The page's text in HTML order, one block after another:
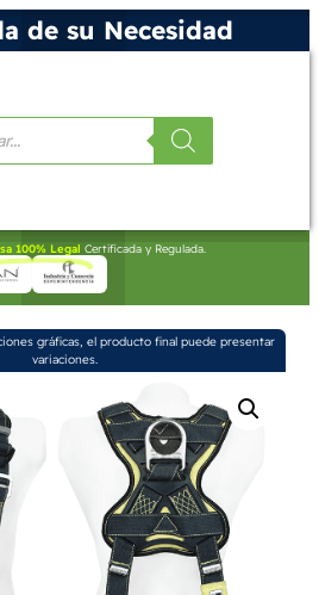
de su Necesidad
100% Legal Certificada y Regulada.
gráficas, el producto final puede presentar
variaciones.